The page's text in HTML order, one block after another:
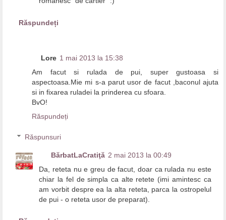
Răspundeți
Lore 1 mai 2013 la 15:38
Am facut si rulada de pui, super gustoasa si
aspectoasa.Mie mi s-a parut usor de facut ,baconul ajuta
si in fixarea ruladei la prinderea cu sfoara.
BvO!
Răspundeți
Răspunsuri
BărbatLaCratiţă 2 mai 2013 la 00:49
Da, reteta nu e greu de facut, doar ca rulada nu este
chiar la fel de simpla ca alte retete (imi amintesc ca
am vorbit despre ea la alta reteta, parca la ostropelul
de pui - o reteta usor de preparat).